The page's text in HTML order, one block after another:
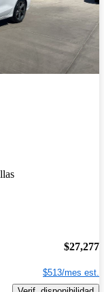
$27,277
$513/mes est.